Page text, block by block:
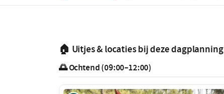
🏠 Uitjes & locaties bij deze dagplanning
🌅 Ochtend (09:00–12:00)